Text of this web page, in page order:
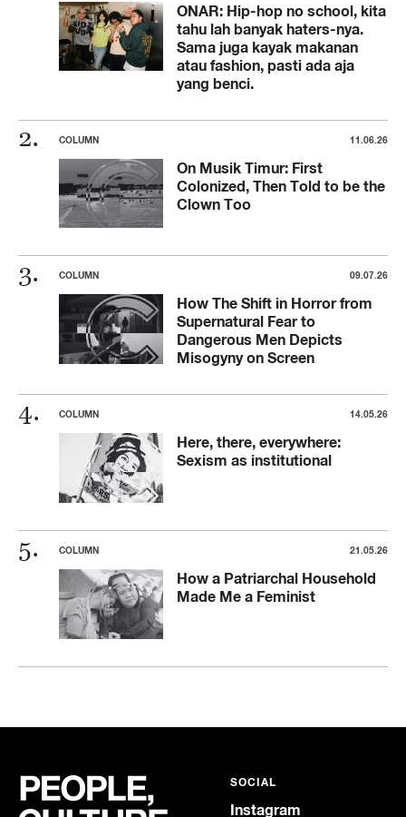
ONAR: Hip-hop no school, kita
tahu lah banyak haters-nya.
Sama juga kayak makanan
atau fashion, pasti ada aja
yang benci.
COLUMN 11.06.26
On Musik Timur: First
Colonized, Then Told to be the
Clown Too
COLUMN 09.07.26
How The Shift in Horror from
Supernatural Fear to
Dangerous Men Depicts
Misogyny on Screen
COLUMN 14.05.26
Here, there, everywhere:
Sexism as institutional
COLUMN 21.05.26
How a Patriarchal Household
Made Me a Feminist
SOCIAL
Instagram